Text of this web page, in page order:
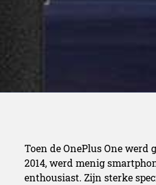
Toen de OnePlus One werd
2014, werd menig
enthousiast. Zijn sterke